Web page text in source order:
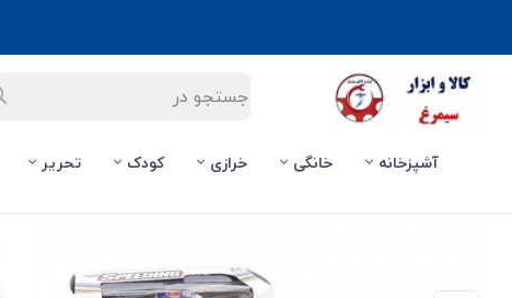
آشپزخانه خانگی خرازی کودک تحریر